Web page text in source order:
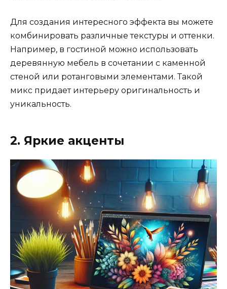
Для создания интересного эффекта вы можете
комбинировать различные текстуры и оттенки.
Например, в гостиной можно использовать
деревянную мебель в сочетании с каменной
стеной или ротанговыми элементами. Такой
микс придает интерьеру оригинальность и
уникальность.
2. Яркие акценты